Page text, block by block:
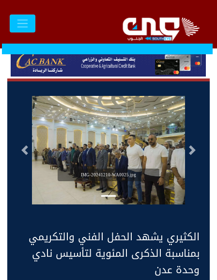
IMG-20241210-WA0025.jpg
التالى السابق
‏الكثيري يشهد الحفل الفني والتكريمي
بمناسبة الذكرى المئوية لتأسيس نادي
وحدة عدن